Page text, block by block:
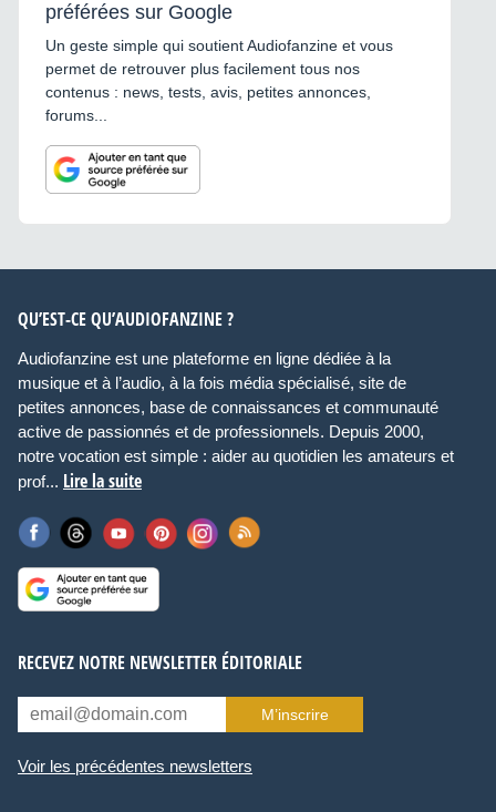
préférées sur Google
Un geste simple qui soutient Audiofanzine et vous
permet de retrouver plus facilement tous nos
contenus : news, tests, avis, petites annonces,
forums...
QU’EST-CE QU’AUDIOFANZINE ?
Audiofanzine est une plateforme en ligne dédiée à la
musique et à l’audio, à la fois média spécialisé, site de
petites annonces, base de connaissances et communauté
active de passionnés et de professionnels. Depuis 2000,
notre vocation est simple : aider au quotidien les amateurs et
prof... Lire la suite
RECEVEZ NOTRE NEWSLETTER ÉDITORIALE
M’inscrire
Voir les précédentes newsletters